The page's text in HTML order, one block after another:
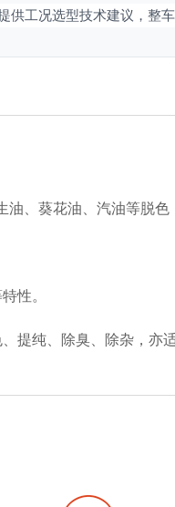
工况选型技术建议，整车
、葵花油、汽油等脱色
性。
提纯、除臭、除杂，亦